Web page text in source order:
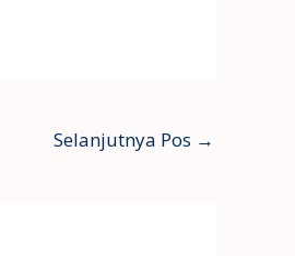
Selanjutnya Pos →